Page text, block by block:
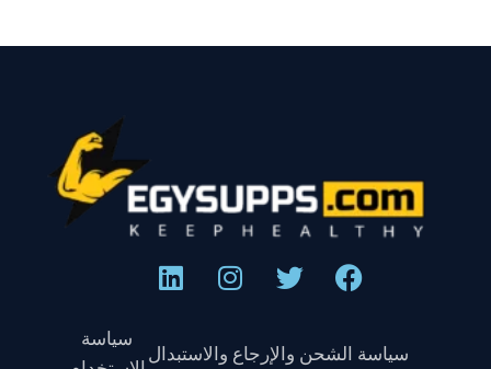
سياسة الشحن والإرجاع والاستبدال
سياسة